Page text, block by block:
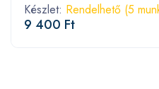
Készlet: Rendelhető (5
9 400 Ft